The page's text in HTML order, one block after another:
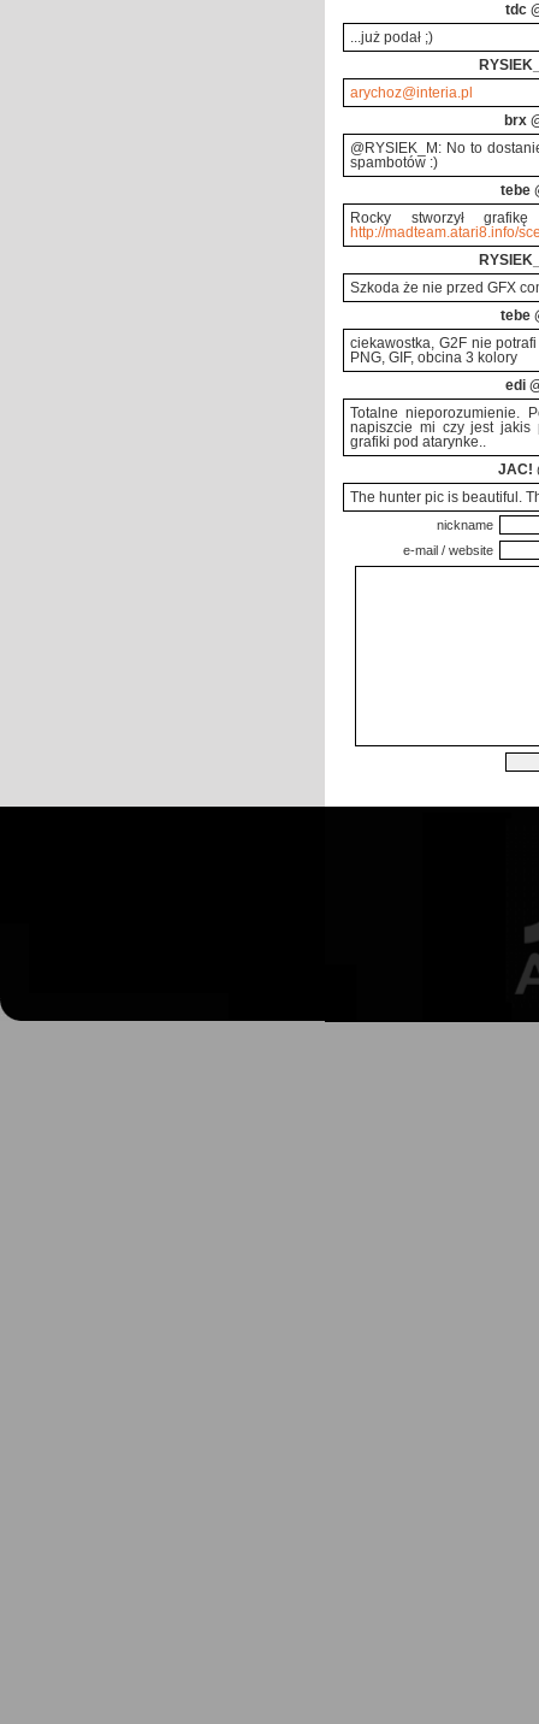
tdc
...już podał ;)
arychoz@interia.pl
brx
@RYSIEK_M: No to
spambotów :)
tebe
Rocky stworzył
http://madteam.atari8.info/
Szkoda że nie przed GFX
tebe
ciekawostka, G2F nie
PNG, GIF, obcina 3 kolory
edi
Totalne nieporozumienie.
napiszcie mi czy jest jakis
grafiki pod atarynke..
JAC!
The hunter pic is beautiful.
nickname
e-mail / website